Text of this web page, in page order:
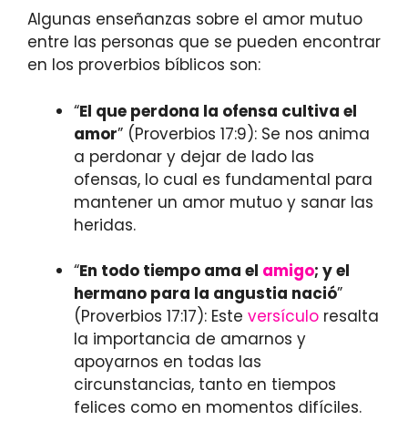
Algunas enseñanzas sobre el amor mutuo
entre las personas que se pueden encontrar
en los proverbios bíblicos son:
“El que perdona la ofensa cultiva el
amor” (Proverbios 17:9): Se nos anima
a perdonar y dejar de lado las
ofensas, lo cual es fundamental para
mantener un amor mutuo y sanar las
heridas.
“En todo tiempo ama el amigo; y el
hermano para la angustia nació”
(Proverbios 17:17): Este versículo resalta
la importancia de amarnos y
apoyarnos en todas las
circunstancias, tanto en tiempos
felices como en momentos difíciles.